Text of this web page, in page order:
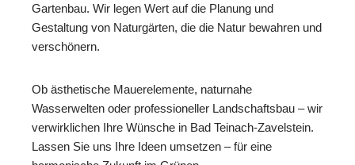
Gartenbau. Wir legen Wert auf die Planung und
Gestaltung von Naturgärten, die die Natur bewahren und
verschönern.
Ob ästhetische Mauerelemente, naturnahe
Wasserwelten oder professioneller Landschaftsbau – wir
verwirklichen Ihre Wünsche in Bad Teinach-Zavelstein.
Lassen Sie uns Ihre Ideen umsetzen – für eine